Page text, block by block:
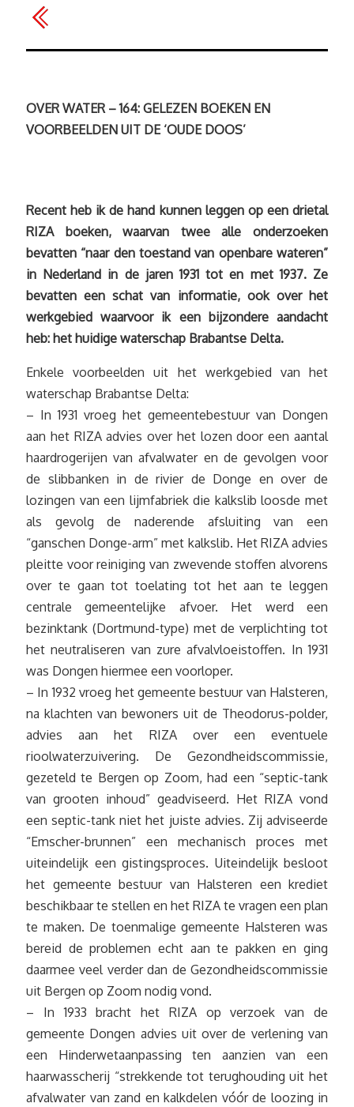
OVER WATER – 164: GELEZEN BOEKEN EN
VOORBEELDEN UIT DE ‘OUDE DOOS’
Recent heb ik de hand kunnen leggen op een drietal
RIZA boeken, waarvan twee alle onderzoeken
bevatten “naar den toestand van openbare wateren”
in Nederland in de jaren 1931 tot en met 1937. Ze
bevatten een schat van informatie, ook over het
werkgebied waarvoor ik een bijzondere aandacht
heb: het huidige waterschap Brabantse Delta.
Enkele voorbeelden uit het werkgebied van het
waterschap Brabantse Delta:
– In 1931 vroeg het gemeentebestuur van Dongen
aan het RIZA advies over het lozen door een aantal
haardrogerijen van afvalwater en de gevolgen voor
de slibbanken in de rivier de Donge en over de
lozingen van een lijmfabriek die kalkslib loosde met
als gevolg de naderende afsluiting van een
“ganschen Donge-arm” met kalkslib. Het RIZA advies
pleitte voor reiniging van zwevende stoffen alvorens
over te gaan tot toelating tot het aan te leggen
centrale gemeentelijke afvoer. Het werd een
bezinktank (Dortmund-type) met de verplichting tot
het neutraliseren van zure afvalvloeistoffen. In 1931
was Dongen hiermee een voorloper.
– In 1932 vroeg het gemeente bestuur van Halsteren,
na klachten van bewoners uit de Theodorus-polder,
advies aan het RIZA over een eventuele
rioolwaterzuivering. De Gezondheidscommissie,
gezeteld te Bergen op Zoom, had een “septic-tank
van grooten inhoud” geadviseerd. Het RIZA vond
een septic-tank niet het juiste advies. Zij adviseerde
“Emscher-brunnen” een mechanisch proces met
uiteindelijk een gistingsproces. Uiteindelijk besloot
het gemeente bestuur van Halsteren een krediet
beschikbaar te stellen en het RIZA te vragen een plan
te maken. De toenmalige gemeente Halsteren was
bereid de problemen echt aan te pakken en ging
daarmee veel verder dan de Gezondheidscommissie
uit Bergen op Zoom nodig vond.
– In 1933 bracht het RIZA op verzoek van de
gemeente Dongen advies uit over de verlening van
een Hinderwetaanpassing ten aanzien van een
haarwasscherij “strekkende tot terughouding uit het
afvalwater van zand en kalkdelen vóór de loozing in